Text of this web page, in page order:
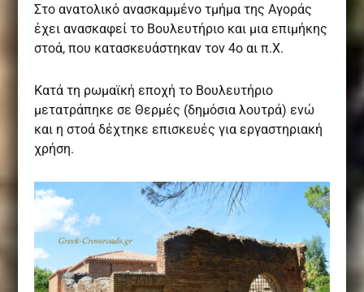
Στο ανατολικό ανασκαμμένο τμήμα της Αγοράς
έχει ανασκαφεί το Βουλευτήριο και μια επιμήκης
στοά, που κατασκευάστηκαν τον 4ο αι π.Χ.
Κατά τη ρωμαϊκή εποχή το Βουλευτήριο
μετατράπηκε σε Θερμές (δημόσια λουτρά) ενώ
και η στοά δέχτηκε επισκευές για εργαστηριακή
χρήση.